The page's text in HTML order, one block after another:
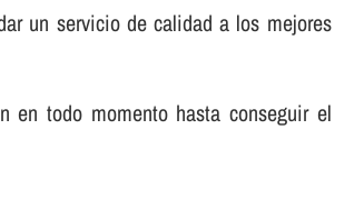
un servicio de calidad a los mejores
en todo momento hasta conseguir el